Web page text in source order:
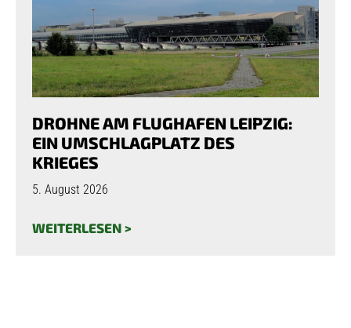
DROHNE AM FLUGHAFEN LEIPZIG:
EIN UMSCHLAGPLATZ DES
KRIEGES
5. August 2026
WEITERLESEN >